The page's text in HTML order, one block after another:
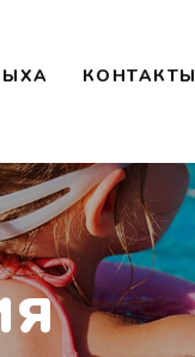
КОНТАКТЫ